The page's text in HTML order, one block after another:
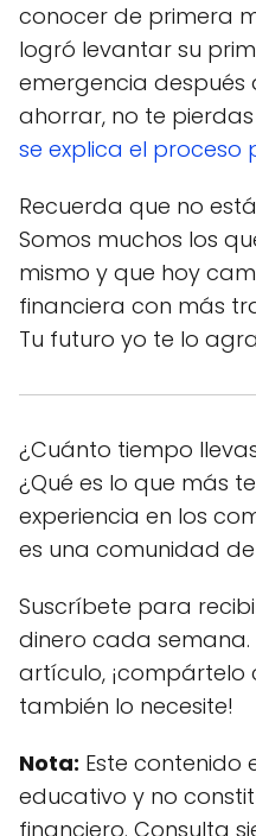
conocer de primera
logró levantar su
emergencia después
ahorrar, no te
se explica el proceso
Recuerda que no
Somos muchos los
mismo y que hoy
financiera con más
Tu futuro yo te lo
¿Cuánto tiempo
¿Qué es lo que más
experiencia en los
es una comunidad
Suscríbete para
dinero cada semana.
artículo, ¡compártelo
también lo necesite!
Nota: Este contenido
educativo y no
financiero. Consulta